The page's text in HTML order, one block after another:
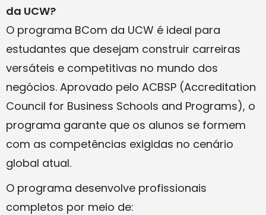
da UCW?
O programa BCom da UCW é ideal para
estudantes que desejam construir carreiras
versáteis e competitivas no mundo dos
negócios. Aprovado pelo ACBSP (Accreditation
Council for Business Schools and Programs), o
programa garante que os alunos se formem
com as competências exigidas no cenário
global atual.
O programa desenvolve profissionais
completos por meio de: